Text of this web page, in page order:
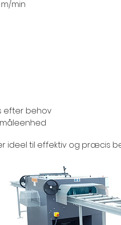
min
efter behov
måleenhed
ideel til effektiv og præcis